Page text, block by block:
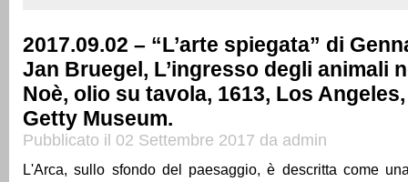
2017.09.02 – “L’arte spiegata” di
Jan Bruegel, L’ingresso degli animali
Noè, olio su tavola, 1613, Los
Getty Museum.
Pubblicato il 02 Settembre 2017 da admin
L'Arca, sullo sfondo del paesaggio, è descritta come